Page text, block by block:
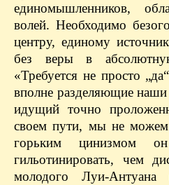
единомышленников,
волей. Необходимо
центру, единому
без веры в
«Требуется не просто
вполне разделяющие
идущий точно
своем пути, мы не можем
горьким цинизмом
гильотинировать, чем
молодого Луи-Антуана